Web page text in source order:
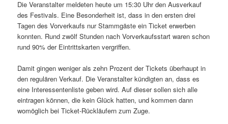
Die Veranstalter meldeten heute um 15:30 Uhr den Ausverkauf
des Festivals. Eine Besonderheit ist, dass in den ersten drei
Tagen des Vorverkaufs nur Stammgäste ein Ticket erwerben
konnten. Rund zwölf Stunden nach Vorverkaufsstart waren schon
rund 90% der Eintrittskarten vergriffen.
Damit gingen weniger als zehn Prozent der Tickets überhaupt in
den regulären Verkauf. Die Veranstalter kündigten an, dass es
eine Interessentenliste geben wird. Auf dieser sollen sich alle
eintragen können, die kein Glück hatten, und kommen dann
womöglich bei Ticket-Rückläufern zum Zuge.